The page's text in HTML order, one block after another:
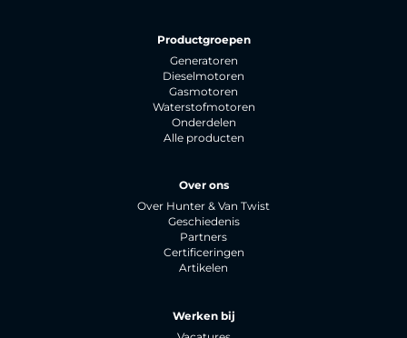
Productgroepen
Generatoren
Dieselmotoren
Gasmotoren
Waterstofmotoren
Onderdelen
Alle producten
Over ons
Over Hunter & Van Twist
Geschiedenis
Partners
Certificeringen
Artikelen
Werken bij